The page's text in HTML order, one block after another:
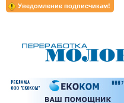
Уведомление подписчикам!